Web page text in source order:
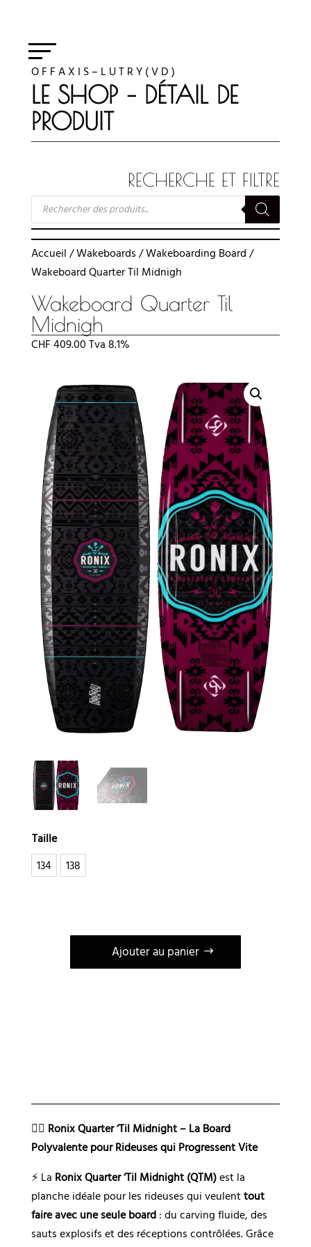
O F F A X I S – L U T R Y ( V D )
LE SHOP – DÉTAIL DE
PRODUIT
RECHERCHE ET FILTRE
RECHERCHE
Accueil /Wakeboards /Wakeboarding Board /
Wakeboard Quarter Til Midnigh
Wakeboard Quarter Til
Midnigh
CHF409.00 Tva 8.1%
Taille
134
138
Ajouter au panier
t
i
v
:
🏄‍♀️ Ronix Quarter ‘Til Midnight – La Board
Polyvalente pour Rideuses qui Progressent Vite
⚡ La Ronix Quarter ‘Til Midnight (QTM)est la
planche idéale pour les rideuses qui veulenttout
faire avec une seule board: du carving fluide, des
sauts explosifs et des réceptions contrôlées. Grâce